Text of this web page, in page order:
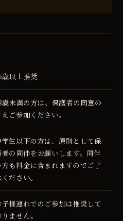
歳以上推奨
歳未満の方は、保護者の同意の
えご参加ください。
学生以下の方は、原則として保
者の同伴をお願いします。同伴
方も料金に含まれますのでご了
ださい。
子様連れでのご参加は推奨して
ません。